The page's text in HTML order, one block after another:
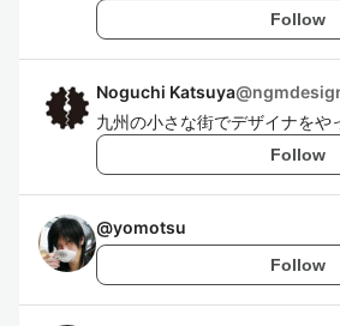
Follow
Noguchi Katsuya@
九州の小さな街でデザイナをや
Follow
@yomotsu
Follow